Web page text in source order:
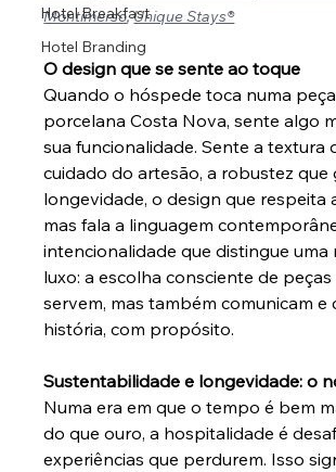
Hotel Breakfast
Hotel Branding
Montimerso, Unique Stays®
O design que se sente ao toque
Quando o hóspede toca numa
porcelana Costa Nova, sente algo
sua funcionalidade. Sente a textura
cuidado do artesão, a robustez que
longevidade, o design que respeita
mas fala a linguagem
intencionalidade que distingue uma
luxo: a escolha consciente de
servem, mas também comunicam e
história, com propósito.
Sustentabilidade e longevidade: o
Numa era em que o tempo é bem
do que ouro, a hospitalidade é
experiências que perdurem. Isso